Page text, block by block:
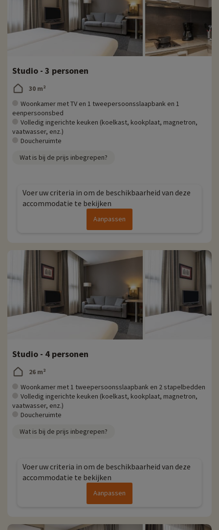
Studio - 3 personen
30 m²
Woonkamer met TV en 1 tweepersoonsslaapbank en 1
eenpersoonsbed
Volledig ingerichte keuken (koelkast, kookplaat, magnetron,
vaatwasser, enz.)
Doucheruimte
Wat is bij de prijs inbegrepen?
Voer uw criteria in om de beschikbaarheid van deze
accommodatie te bekijken
Aanpassen
Studio - 4 personen
26 m²
Woonkamer met 1 tweepersoonsslaapbank en 2 stapelbedden
Volledig ingerichte keuken (koelkast, kookplaat, magnetron,
vaatwasser, enz.)
Doucheruimte
Wat is bij de prijs inbegrepen?
Voer uw criteria in om de beschikbaarheid van deze
accommodatie te bekijken
Aanpassen